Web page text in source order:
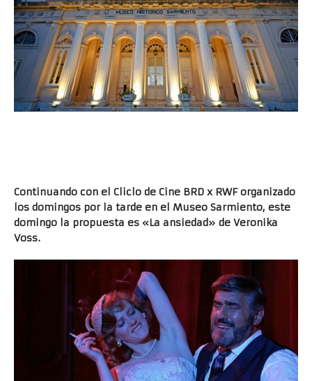
Continuando con el Cliclo de Cine BRD x RWF organizado
los domingos por la tarde en el Museo Sarmiento, este
domingo la propuesta es «La ansiedad» de Veronika
Voss.